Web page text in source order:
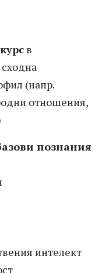
в
(напр.
отношения,
познания
интелект